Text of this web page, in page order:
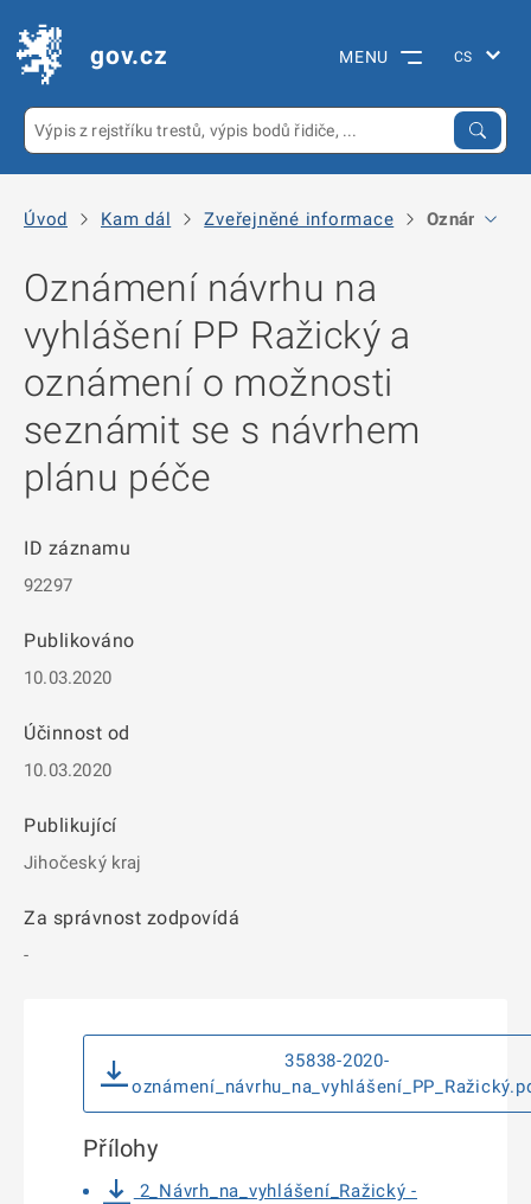
gov.cz MENU
Úvod Kam dál Zveřejněné informace Oznámení
Oznámení návrhu na
vyhlášení PP Ražický a
oznámení o možnosti
seznámit se s návrhem
plánu péče
ID záznamu
92297
Publikováno
10.03.2020
Účinnost od
10.03.2020
Publikující
Jihočeský kraj
Za správnost zodpovídá
-
35838-2020-
Přílohy
2_Návrh_na_vyhlášení_Ražický -